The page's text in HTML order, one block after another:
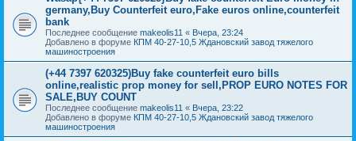
germany,Buy Counterfeit euro,Fake euros online,counterfeit
bank
Последнее сообщение makeolis11 « Вчера, 23:24
Добавлено в форуме КПМ 40-27-10,5 Ждановский завод тяжелого
машиностроения
(+44 7397 620325)Buy fake counterfeit euro bills
online,realistic prop money for sell,PROP EURO NOTES FOR
SALE,BUY COUNT
Последнее сообщение makeolis11 « Вчера, 23:22
Добавлено в форуме КПМ 40-27-10,5 Ждановский завод тяжелого
машиностроения